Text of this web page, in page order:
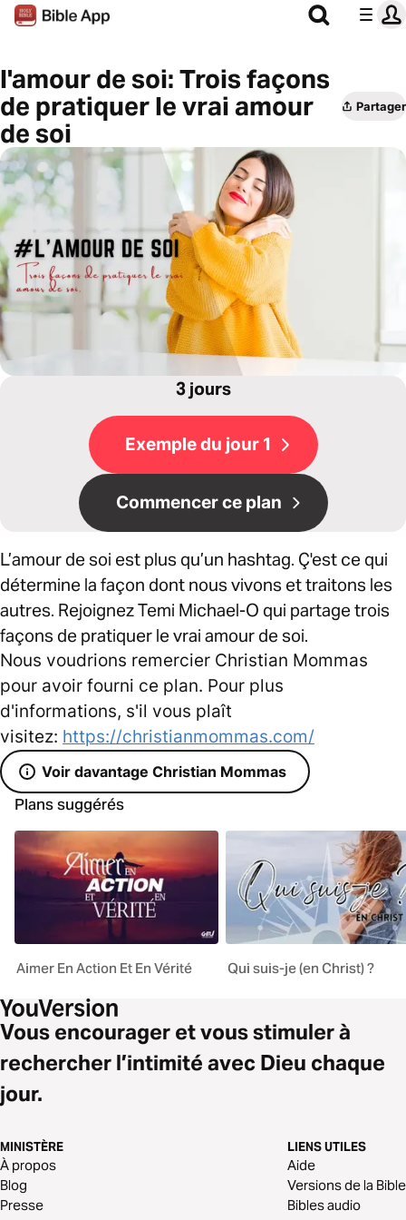
l'amour de soi: Trois façons
de pratiquer le vrai amour
de soi
Partager
3 jours
Exemple du jour 1
Commencer ce plan
L’amour de soi est plus qu’un hashtag. Ç'est ce qui
détermine la façon dont nous vivons et traitons les
autres. Rejoignez Temi Michael-O qui partage trois
façons de pratiquer le vrai amour de soi.
Nous voudrions remercier Christian Mommas
pour avoir fourni ce plan. Pour plus
d'informations, s'il vous plaît
visitez: https://christianmommas.com/
Voir davantage Christian Mommas
Plans suggérés
Aimer En Action Et En Vérité Qui suis-je (en Christ) ?
Vous encourager et vous stimuler à
rechercher l’intimité avec Dieu chaque
jour.
MINISTÈRE
À propos
Blog
Presse
LIENS UTILES
Aide
Versions de la Bible
Bibles audio